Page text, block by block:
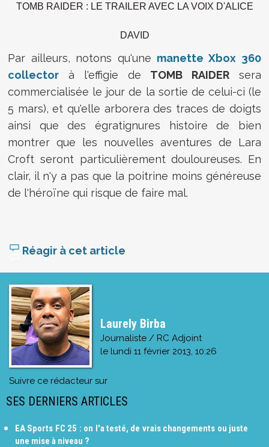
TOMB RAIDER : LE TRAILER AVEC LA VOIX D'ALICE
DAVID
Par ailleurs, notons qu'une manette Xbox 360
collector à l'effigie de TOMB RAIDERsera
commercialisée le jour de la sortie de celui-ci (le
5 mars), et qu'elle arborera des traces de doigts
ainsi que des égratignures histoire de bien
montrer que les nouvelles aventures de Lara
Croft seront particulièrement douloureuses. En
clair, il n'y a pas que la poitrine moins généreuse
de l'héroïne qui risque de faire mal.
Réagir à cet article
Laurely Birba
Journaliste / RC Adjoint
le lundi 11 février 2013, 10:26
Suivre ce rédacteur sur
SES DERNIERS ARTICLES
EA Sports FC 25 : on l'a testé, de vrais changements ou juste
une mise à niveau ?